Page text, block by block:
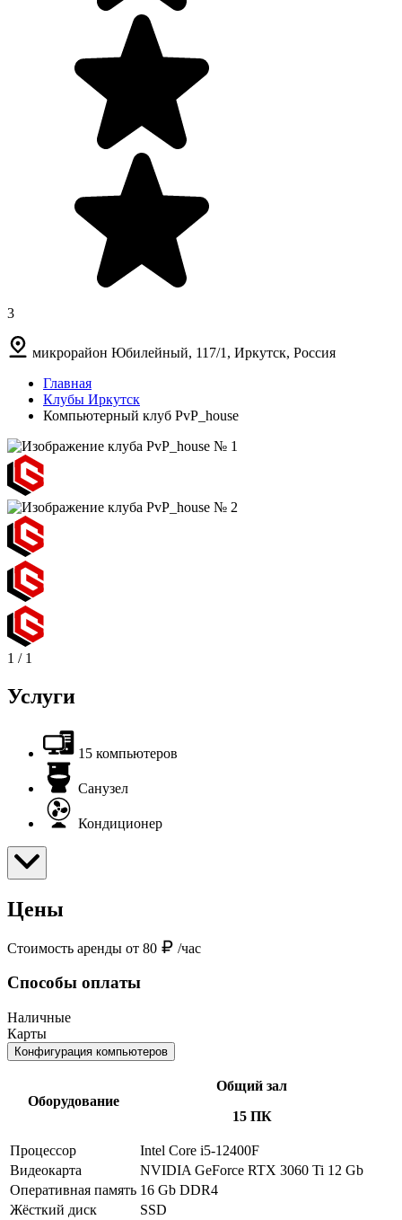
3
микрорайон Юбилейный, 117/1, Иркутск, Россия
Главная
Клубы Иркутск
Компьютерный клуб PvP_house
1 / 1
Услуги
15 компьютеров
Санузел
Кондиционер
Цены
Стоимость аренды от 80 /час
Способы оплаты
Наличные
Карты
Конфигурация компьютеров
Оборудование
Общий зал
15 ПК
Процессор
Intel Core i5-12400F
Видеокарта
NVIDIA GeForce RTX 3060 Ti 12 Gb
Оперативная память 16 Gb DDR4
Жёсткий диск
SSD